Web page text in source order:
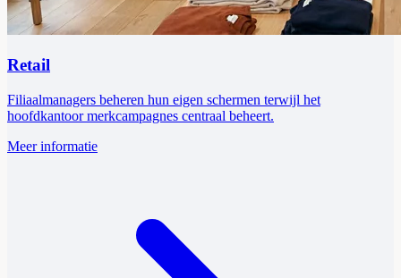
Retail
Filiaalmanagers beheren hun eigen schermen terwijl het
hoofdkantoor merkcampagnes centraal beheert.
Meer informatie